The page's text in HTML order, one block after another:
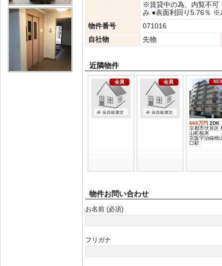
※賃貸中の為、内覧不可
み ●表面利回り5.76％ ※
物件番号
071016
自社物
先物
近隣物件
会員 会員
666万円 2DK
京都市伏見区
山町根来
京阪宇治線桃
口駅
物件お問い合わせ
お名前 (必須)
フリガナ